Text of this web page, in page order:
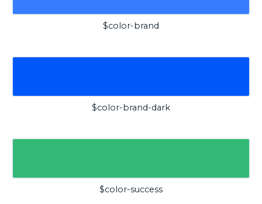
$color-brand
$color-brand-dark
$color-success